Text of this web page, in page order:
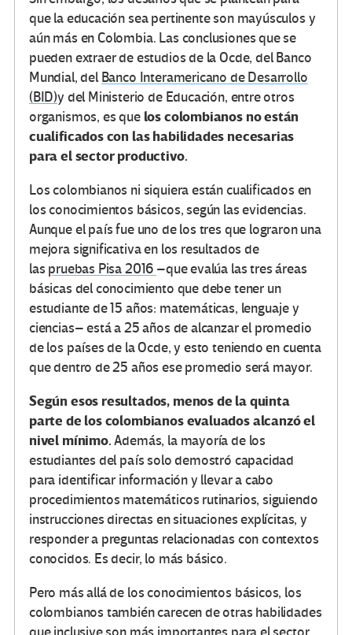
que la educación sea pertinente son mayúsculos y
aún más en Colombia. Las conclusiones que se
pueden extraer de estudios de la Ocde, del Banco
Mundial, del Banco Interamericano de Desarrollo
(BID)y del Ministerio de Educación, entre otros
organismos, es quelos colombianos no están
cualificados con las habilidades necesarias
para el sector productivo.
Los colombianos ni siquiera están cualificados en
los conocimientos básicos, según las evidencias.
Aunque el país fue uno de los tres que lograron una
mejora significativa en los resultados de
las pruebas Pisa 2016 –que evalúa las tres áreas
básicas del conocimiento que debe tener un
estudiante de 15 años: matemáticas, lenguaje y
ciencias– está a 25 años de alcanzar el promedio
de los países de la Ocde, y esto teniendo en cuenta
que dentro de 25 años ese promedio será mayor.
Según esos resultados, menos de la quinta
parte de los colombianos evaluados alcanzó el
nivel mínimo.Además, la mayoría de los
estudiantes del país solo demostró capacidad
para identificar información y llevar a cabo
procedimientos matemáticos rutinarios, siguiendo
instrucciones directas en situaciones explícitas, y
responder a preguntas relacionadas con contextos
conocidos. Es decir, lo más básico.
Pero más allá de los conocimientos básicos, los
colombianos también carecen de otras habilidades